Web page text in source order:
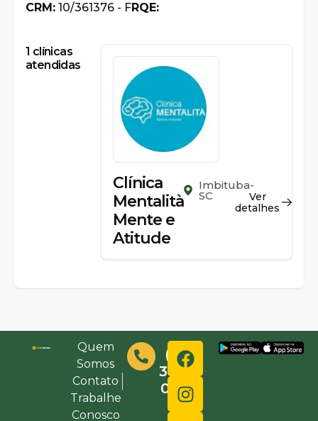
CRM: 10/361376 - FRQE:
1 clínicas
atendidas
Clínica
Mentalità
Mente e
Atitude
Imbituba-
SC
Ver
detalhes
Quem
Somos
Contato
Trabalhe
Conosco
(48)
3632-
0000